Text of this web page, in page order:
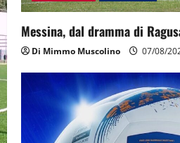
Messina, dal dramma di
Di Mimmo Muscolino 07/08/